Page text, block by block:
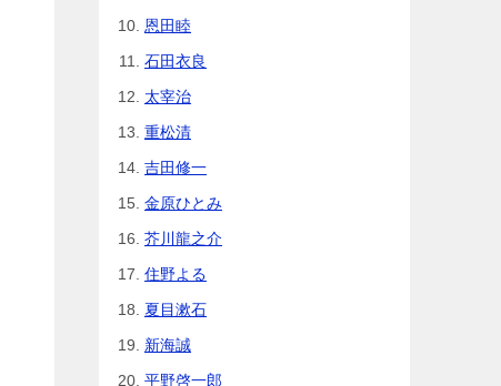
恩田睦
石田衣良
太宰治
重松清
吉田修一
金原ひとみ
芥川龍之介
住野よる
夏目漱石
新海誠
平野啓一郎